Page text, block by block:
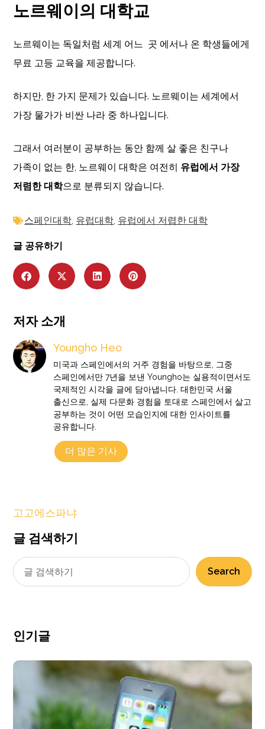
노르웨이의 대학교
노르웨이는 독일처럼 세계 어느 곳 에서나 온 학생들에게
무료 고등 교육을 제공합니다.
하지만, 한 가지 문제가 있습니다. 노르웨이는 세계에서
가장 물가가 비싼 나라 중 하나입니다.
그래서 여러분이 공부하는 동안 함께 살 좋은 친구나
가족이 없는 한, 노르웨이 대학은 여전히 유럽에서 가장
저렴한 대학으로 분류되지 않습니다.
스페인대학, 유럽대학, 유럽에서 저렵한 대학
글 공유하기
저자 소개
Youngho Heo
미국과 스페인에서의 거주 경험을 바탕으로, 그중
스페인에서만 7년을 보낸 Youngho는 실용적이면서도
국제적인 시각을 글에 담아냅니다. 대한민국 서울
출신으로, 실제 다문화 경험을 토대로 스페인에서 살고
공부하는 것이 어떤 모습인지에 대한 인사이트를
공유합니다.
더 많은 기사
고고에스파냐
글 검색하기
Search
인기글